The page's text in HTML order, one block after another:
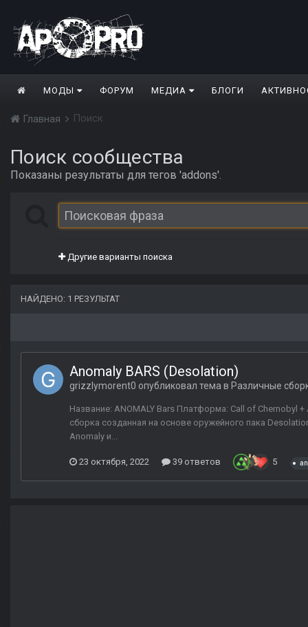
МОДЫ ФОРУМ МЕДИА БЛОГИ
Главная Поиск
Поиск сообщества
Показаны результаты для тегов 'addons'.
Другие варианты поиска
НАЙДЕНО: 1 РЕЗУЛЬТАТ
Anomaly BARS (Desolation)
grizzlymorent0 опубликовал тема в Различные
Название: ANOMALY Bars Платформа: Call of Chernobyl
сборка созданная на основе оружейного пака
Anomaly и...
23 октября, 2022 39 ответов 5